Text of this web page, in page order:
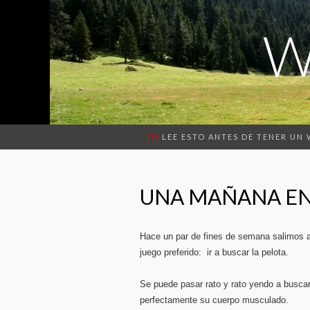
(!) LEE ESTO ANTES DE TENER UN
UNA MAÑANA
Hace un par de fines de semana salimos
juego preferido: ir a buscar la pelota.
Se puede pasar rato y rato yendo a
perfectamente su cuerpo musculado.